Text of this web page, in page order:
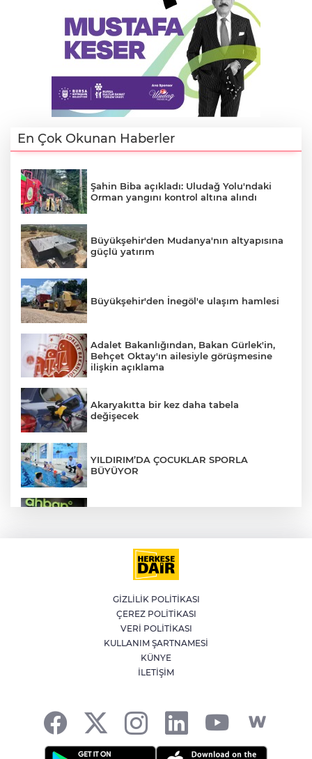
En Çok Okunan Haberler
Şahin Biba açıkladı: Uludağ Yolu'ndaki
Orman yangını kontrol altına alındı
Büyükşehir'den Mudanya'nın altyapısına
güçlü yatırım
Büyükşehir'den İnegöl'e ulaşım hamlesi
Adalet Bakanlığından, Bakan Gürlek'in,
Behçet Oktay'ın ailesiyle görüşmesine
ilişkin açıklama
Akaryakıtta bir kez daha tabela
değişecek
YILDIRIM’DA ÇOCUKLAR SPORLA
BÜYÜYOR
Bursa'da küsen iki kardeş, onları
barıştırmaya Uşak'tan yola çıkan
Altının gramı 6 bin 574 liradan işlem
görüyor
İlklerin festivalinde çocuklar da şen
GİZLİLİK POLİTİKASI
ÇEREZ POLİTİKASI
VERİ POLİTİKASI
KULLANIM ŞARTNAMESİ
KÜNYE
İLETİŞİM